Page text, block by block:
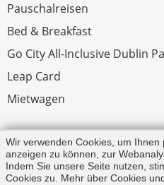
Pauschalreisen
Bed & Breakfast
Go City All-Inclusive Dublin
Leap Card
Mietwagen
Rechtliches
Impressum
Wir verwenden Cookies, um
anzeigen zu können, zur
Indem Sie unsere Seite nutzen,
Cookies zu. Mehr über Cookies